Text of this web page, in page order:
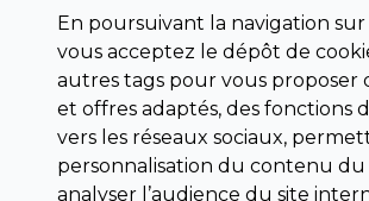
Para scolaire
Histoire
Pochoteque
Pleiade
En poursuivant la navigation sur
vous acceptez le dépôt de
autres tags pour vous proposer
et offres adaptés, des fonctions
vers les réseaux sociaux,
personnalisation du contenu du
analyser l’audience du site